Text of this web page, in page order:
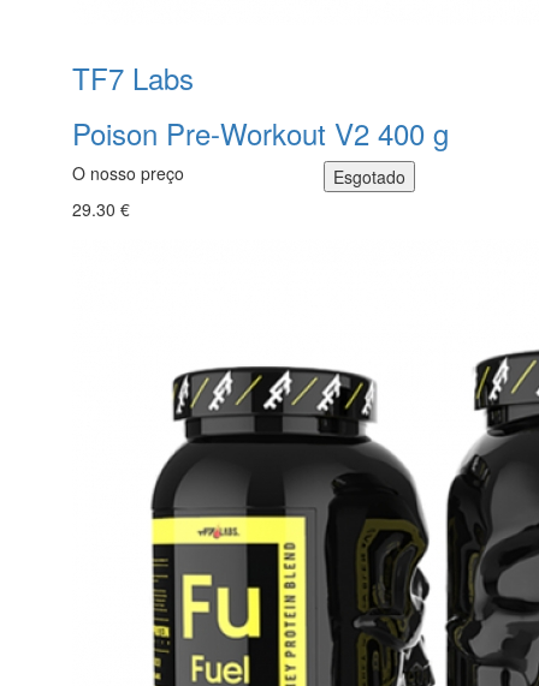
TF7 Labs
Poison Pre-Workout V2 400 g
O nosso preço
29.30 €